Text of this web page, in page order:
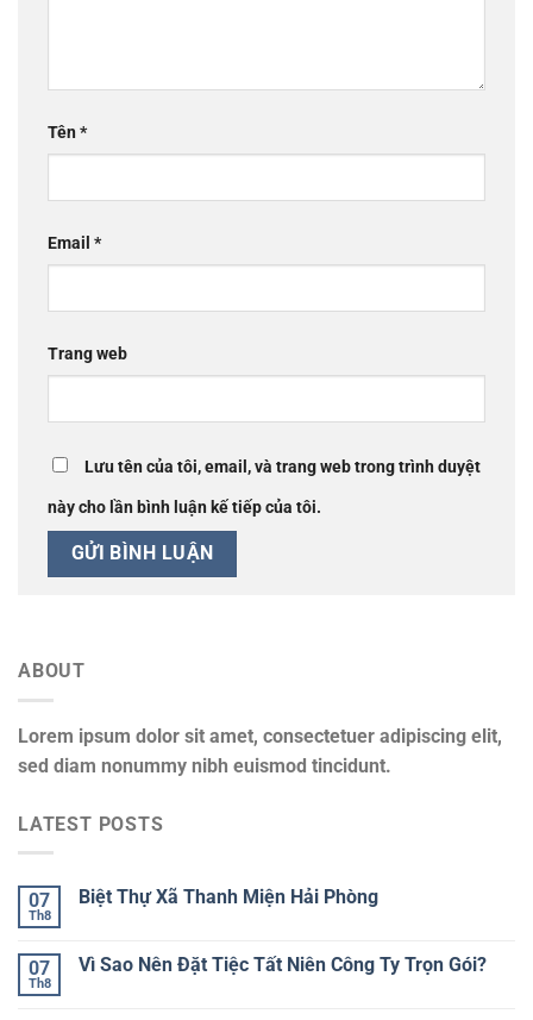
Tên*
Email *
Trang web
Lưu tên của tôi, email, và trang web trong trình duyệt
này cho lần bình luận kế tiếp của tôi.
ABOUT
Lorem ipsum dolor sit amet, consectetuer adipiscing elit,
sed diam nonummy nibh euismod tincidunt.
LATEST POSTS
07
Th8
Biệt Thự Xã Thanh Miện Hải Phòng
07
Th8
Vì Sao Nên Đặt Tiệc Tất Niên Công Ty Trọn Gói?